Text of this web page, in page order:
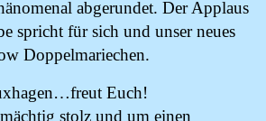
abgerundet. Der Applaus
spricht für sich und unser neues
Doppelmariechen.
Euch!
stolz und um einen